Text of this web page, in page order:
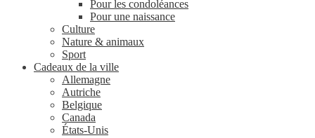
Pour les condoléances
Pour une naissance
Culture
Nature & animaux
Sport
Cadeaux de la ville
Allemagne
Autriche
Belgique
Canada
États-Unis